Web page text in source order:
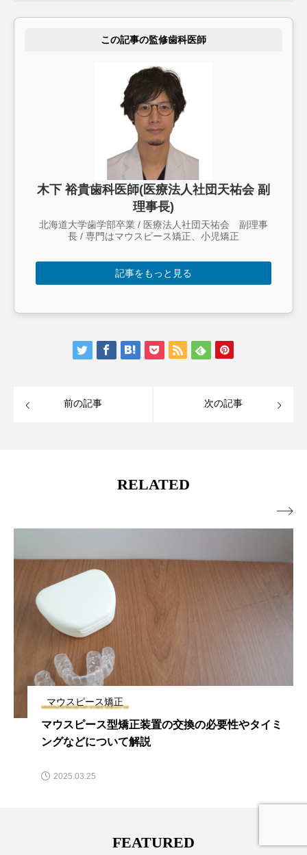
この記事の監修歯科医師
木下 裕貴歯科医師(医療法人社団天祐会 副
理事長)
北海道大学歯学部卒業 / 医療法人社団天祐会 副理事
長 / 専門はマウスピース矯正、小児矯正
記事をもっと見る
前の記事 次の記事
RELATED
マウスピース矯正
マウスピース型矯正装置の交換の必要性やタイミ
ングなどについて解説
2025.03.25

FEATURED